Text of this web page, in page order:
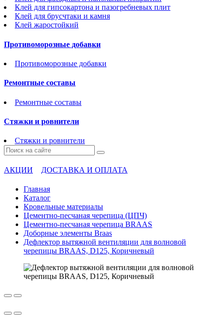
Клей для гипсокартона и пазогребневых плит
Клей для брусчтаки и камня
Клей жаростойкий
Противоморозные добавки
Противоморозные добавки
Ремонтные составы
Ремонтные составы
Стяжки и ровнители
Стяжки и ровнители
АКЦИИ ДОСТАВКА И ОПЛАТА
Главная
Каталог
Кровельные материалы
Цементно-песчаная черепица (ЦПЧ)
Цементно-песчаная черепица BRAAS
Доборные элементы Braas
Дефлектор вытяжной вентиляции для волновой
черепицы BRAAS, D125, Коричневый